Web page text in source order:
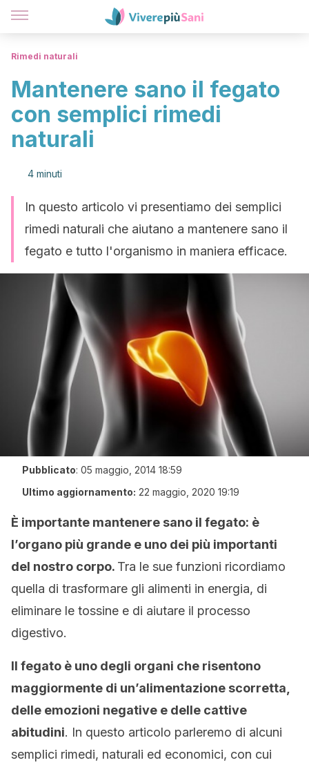
Rimedi naturali
Mantenere sano il fegato
con semplici rimedi
naturali
4 minuti
In questo articolo vi presentiamo dei semplici
rimedi naturali che aiutano a mantenere sano il
fegato e tutto l'organismo in maniera efficace.
Pubblicato: 05 maggio, 2014 18:59
Ultimo aggiornamento: 22 maggio, 2020 19:19
È importante mantenere sano il fegato: è
l’organo più grande e uno dei più importanti
del nostro corpo. Tra le sue funzioni ricordiamo
quella di trasformare gli alimenti in energia, di
eliminare le tossine e di aiutare il processo
digestivo.
Il fegato è uno degli organi che risentono
maggiormente di un’alimentazione scorretta,
delle emozioni negative e delle cattive
abitudini. In questo articolo parleremo di alcuni
semplici rimedi, naturali ed economici, con cui